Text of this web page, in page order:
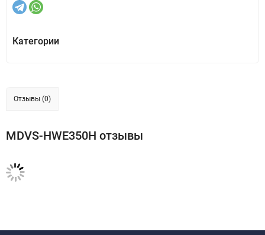
Категории
Отзывы (0)
MDVS-HWE350H отзывы